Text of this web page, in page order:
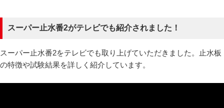
スーパー止水番2がテレビでも紹介されました！
スーパー止水番2をテレビでも取り上げていただきました。止水板
の特徴や試験結果を詳しく紹介しています。